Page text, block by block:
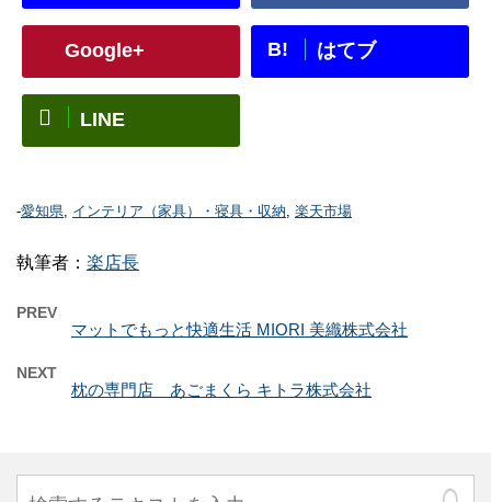
Google+ B! はてブ
LINE
-愛知県, インテリア（家具）・寝具・収納, 楽天市場
執筆者： 楽店長
PREV
マットでもっと快適生活 MIORI 美織株式会社
NEXT
枕の専門店 あごまくら キトラ株式会社